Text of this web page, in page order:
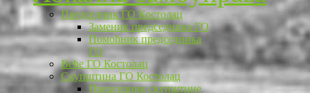
Председник ГО Костолац
Заменик председника ГО
Помоћник председника
ГО
Веће ГО Костолац
Скупштина ГО Костолац
Председник скупштине